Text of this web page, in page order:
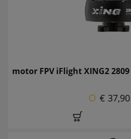
motor FPV iFlight XING2
€